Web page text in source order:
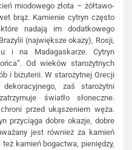
miodowego złota – żółtawo-
brąz. Kamienie cytryn często
nadają im dodatkowego
(największe okazy), Rosji,
i na Madagaskarze. Cytryn
Od wieków starożytnych
i biżuterii. W starożytnej Grecji
zaś starożytni
światło słoneczne.
przed ukąszeniem węża.
przyciąga dobre okazje, dobre
jest również za kamień
kamień bogactwa, pieniędzy,